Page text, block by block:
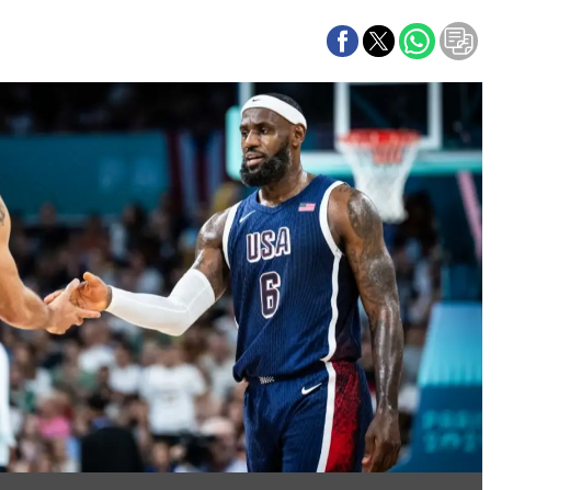
Federal A
Aplausos
Economía y finanzas
Con el campo
Espacio empresas
Sociedad
Tecnología
Turismo
Salud
Es viral